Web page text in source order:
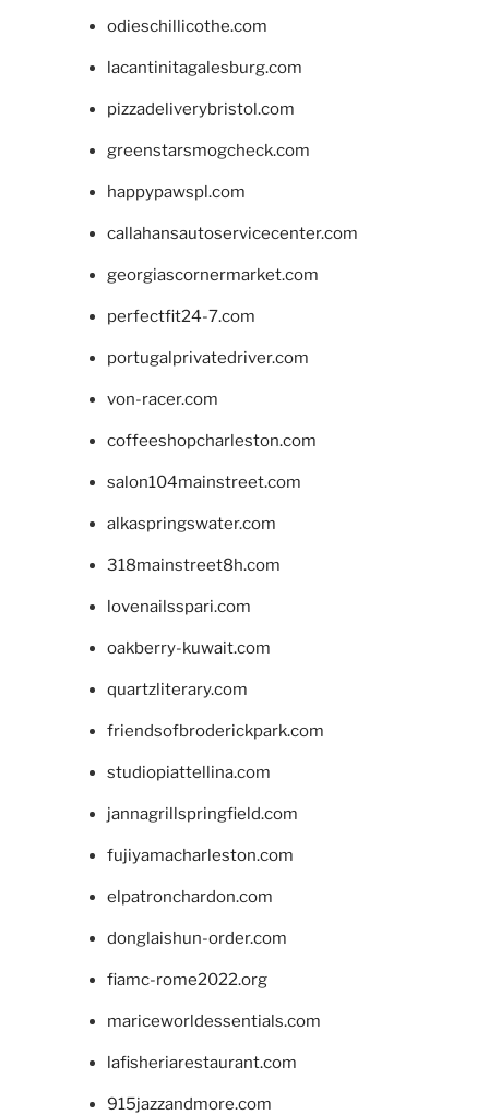
odieschillicothe.com
lacantinitagalesburg.com
pizzadeliverybristol.com
greenstarsmogcheck.com
happypawspl.com
callahansautoservicecenter.com
georgiascornermarket.com
perfectfit24-7.com
portugalprivatedriver.com
von-racer.com
coffeeshopcharleston.com
salon104mainstreet.com
alkaspringswater.com
318mainstreet8h.com
lovenailsspari.com
oakberry-kuwait.com
quartzliterary.com
friendsofbroderickpark.com
studiopiattellina.com
jannagrillspringfield.com
fujiyamacharleston.com
elpatronchardon.com
donglaishun-order.com
fiamc-rome2022.org
mariceworldessentials.com
lafisheriarestaurant.com
915jazzandmore.com